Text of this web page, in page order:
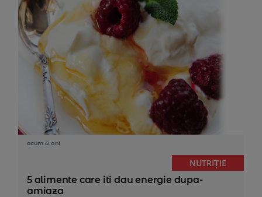
acum 12 ani
NUTRIȚIE
5 alimente care iti dau energie dupa-
amiaza